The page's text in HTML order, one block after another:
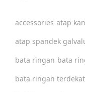
accessories atap
atap spandek
bata ringan bata
bata ringan terdekat